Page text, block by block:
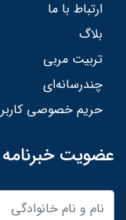
ارتباط با ما
بلاگ
تربیت مربی
چندرسانه‌ای
حریم خصوصی کاربر
عضویت خبرنامه